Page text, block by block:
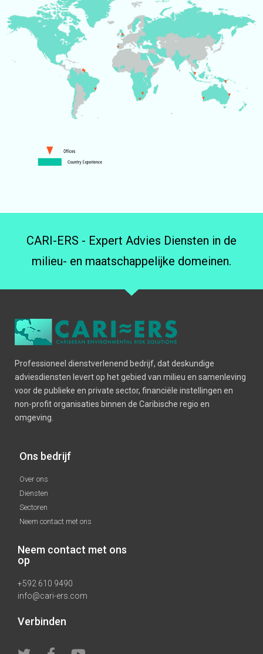
CARI-ERS - Expert Advies Diensten in de
milieu- en maatschappelijke domeinen.
Professioneel dienstverlenend bedrijf, dat deskundige
adviesdiensten levert op het gebied van milieu en samenleving
voor de publieke en private sector, financiële instellingen en
non-profit organisaties binnen de Caribische regio en
omgeving.
Ons bedrijf
Over ons
Diensten
Sectoren
Neem contact met ons
Neem contact met ons
op
+592 610 9490
info@cari-ers.com
Verbinden